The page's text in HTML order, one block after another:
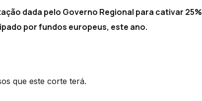
dada pelo Governo Regional para cativar 25%
por fundos europeus, este ano.
que este corte terá.